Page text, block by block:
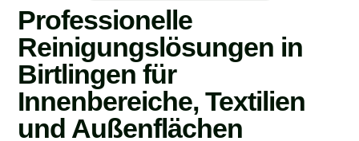
Professionelle
Reinigungslösungen in
Birtlingen für
Innenbereiche, Textilien
und Außenflächen